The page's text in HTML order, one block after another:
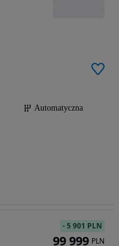
Automatyczna
-5 901 PLN
99 999 PLN